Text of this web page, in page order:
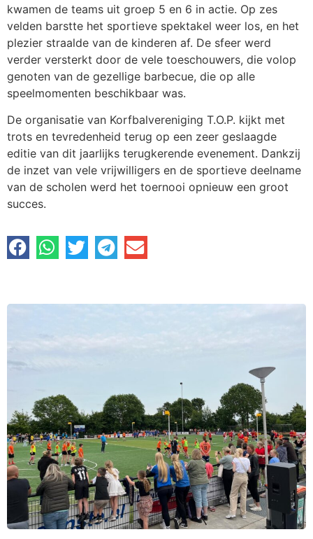
kwamen de teams uit groep 5 en 6 in actie. Op zes
velden barstte het sportieve spektakel weer los, en het
plezier straalde van de kinderen af. De sfeer werd
verder versterkt door de vele toeschouwers, die volop
genoten van de gezellige barbecue, die op alle
speelmomenten beschikbaar was.
De organisatie van Korfbalvereniging T.O.P. kijkt met
trots en tevredenheid terug op een zeer geslaagde
editie van dit jaarlijks terugkerende evenement. Dankzij
de inzet van vele vrijwilligers en de sportieve deelname
van de scholen werd het toernooi opnieuw een groot
succes.